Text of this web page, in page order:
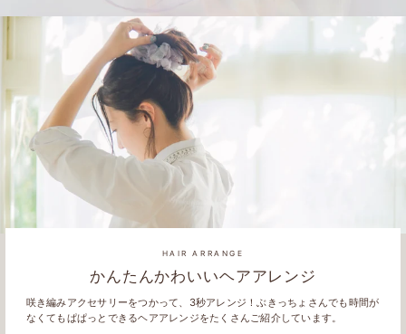
HAIR ARRANGE
かんたんかわいいヘアアレンジ
咲き編みアクセサリーをつかって、3秒アレンジ！ぶきっちょさんでも時間が
なくてもぱぱっとできるヘアアレンジをたくさんご紹介しています。